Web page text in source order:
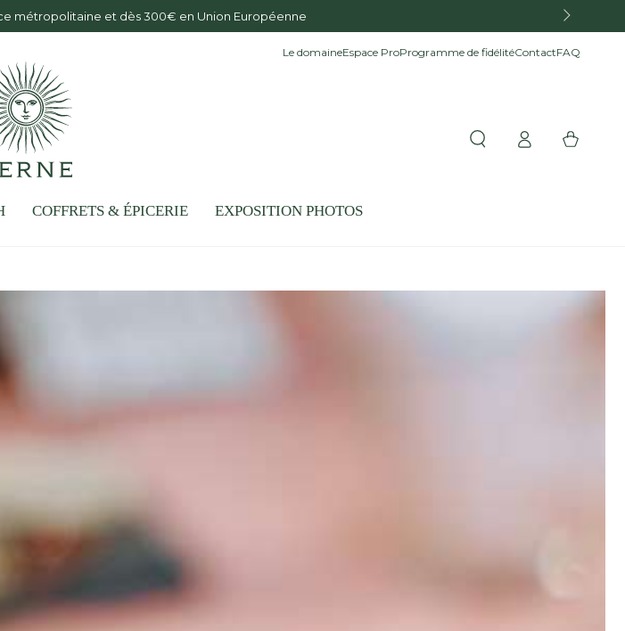
: votre 6ème bouteille offerte
Le domaineEspace ProProgramme de fidélitéContactFAQ
COFFRETS & ÉPICERIE EXPOSITION PHOTOS
ConnexionPanier